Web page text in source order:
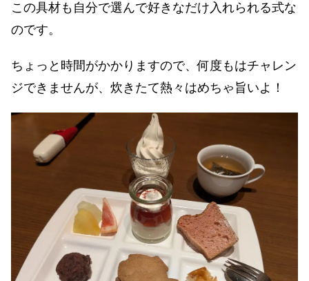
この具材も自分で選んで好きなだけ入れられる式な
のです。
ちょっと時間がかかりますので、何度もはチャレン
ジできませんが、炊きたて熱々はめちゃ旨いよ！